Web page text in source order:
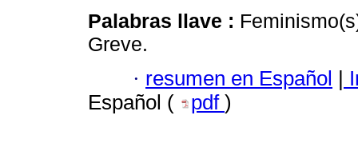
Palabras llave :
Greve.
· resumen en Español |
Español (
pdf )